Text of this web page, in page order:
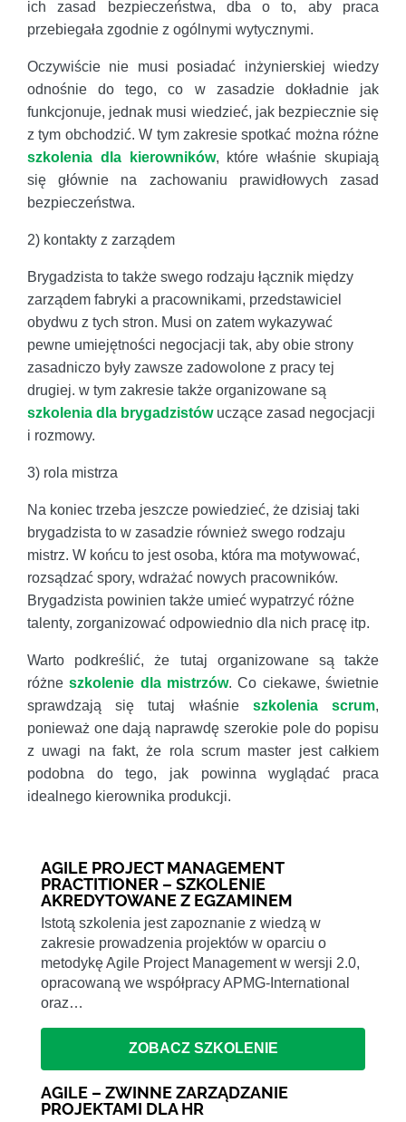
ich zasad bezpieczeństwa, dba o to, aby praca
przebiegała zgodnie z ogólnymi wytycznymi.
Oczywiście nie musi posiadać inżynierskiej wiedzy
odnośnie do tego, co w zasadzie dokładnie jak
funkcjonuje, jednak musi wiedzieć, jak bezpiecznie się
z tym obchodzić. W tym zakresie spotkać można różne
szkolenia dla kierowników, które właśnie skupiają
się głównie na zachowaniu prawidłowych zasad
bezpieczeństwa.
2) kontakty z zarządem
Brygadzista to także swego rodzaju łącznik między
zarządem fabryki a pracownikami, przedstawiciel
obydwu z tych stron. Musi on zatem wykazywać
pewne umiejętności negocjacji tak, aby obie strony
zasadniczo były zawsze zadowolone z pracy tej
drugiej. w tym zakresie także organizowane są
szkolenia dla brygadzistówuczące zasad negocjacji
i rozmowy.
3) rola mistrza
Na koniec trzeba jeszcze powiedzieć, że dzisiaj taki
brygadzista to w zasadzie również swego rodzaju
mistrz. W końcu to jest osoba, która ma motywować,
rozsądzać spory, wdrażać nowych pracowników.
Brygadzista powinien także umieć wypatrzyć różne
talenty, zorganizować odpowiednio dla nich pracę itp.
Warto podkreślić, że tutaj organizowane są także
różneszkolenie dla mistrzów. Co ciekawe, świetnie
sprawdzają się tutaj właśnie szkolenia scrum,
ponieważ one dają naprawdę szerokie pole do popisu
z uwagi na fakt, że rola scrum master jest całkiem
podobna do tego, jak powinna wyglądać praca
idealnego kierownika produkcji.
AGILE PROJECT MANAGEMENT
PRACTITIONER – SZKOLENIE
AKREDYTOWANE Z EGZAMINEM
Istotą szkolenia jest zapoznanie z wiedzą w
zakresie prowadzenia projektów w oparciu o
metodykę Agile Project Management w wersji 2.0,
opracowaną we współpracy APMG-International
oraz…
ZOBACZ SZKOLENIE
AGILE – ZWINNE ZARZĄDZANIE
PROJEKTAMI DLA HR